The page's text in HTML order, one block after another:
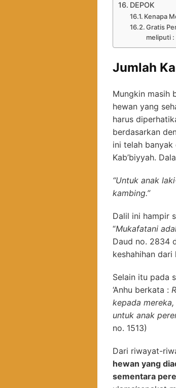
DEPOK
Kenapa
Gratis
meliputi :
Jumlah
Mungkin masih
hewan yang
harus
berdasarkan
ini telah
Kab’biyyah.
“Untuk anak
kambing.”
Dalil ini hampir
“Mukafatani
Daud no. 2834
keshahihan dari
Selain itu pada
‘Anhu berkata :
kepada
untuk anak
no. 1513)
Dari riwayat-
hewan yang
sementara